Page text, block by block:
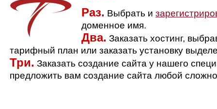
Раз. Выбрать и
доменное имя.
Два. Заказать хостинг,
тарифный план или заказать установку
Три. Заказать создание сайта у нашего
предложить вам создание сайта любой